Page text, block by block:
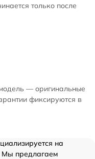
только после
— оригинальные
фиксируются в
на
Мы предлагаем